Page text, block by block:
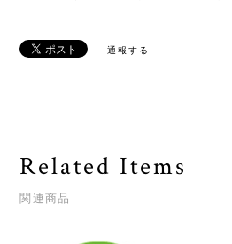
通報する
Related Items
関連商品